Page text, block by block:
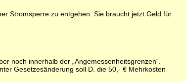
Stromsperre zu entgehen. Sie braucht jetzt Geld für
noch innerhalb der „Angemessenheitsgrenzen“.
Gesetzesänderung soll D. die 50,- € Mehrkosten